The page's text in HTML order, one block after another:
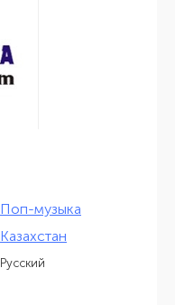
Поп-музыка
Казахстан
Русский